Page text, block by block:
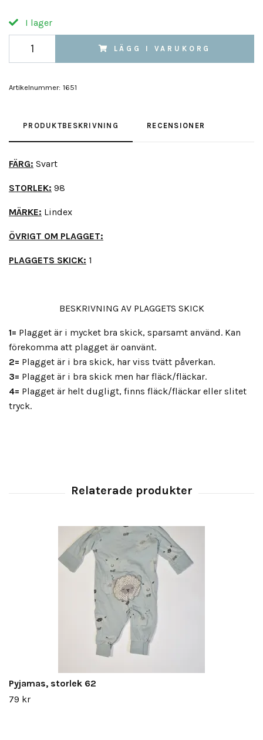
I lager
LÄGG I VARUKORG
Artikelnummer: 1651
PRODUKTBESKRIVNING RECENSIONER
FÄRG: Svart
STORLEK: 98
MÄRKE: Lindex
ÖVRIGT OM PLAGGET:
PLAGGETS SKICK: 1
BESKRIVNING AV PLAGGETS SKICK
1= Plagget är i mycket bra skick, sparsamt använd. Kan
förekomma att plagget är oanvänt.
2= Plagget är i bra skick, har viss tvätt påverkan.
3= Plagget är i bra skick men har fläck/fläckar.
4= Plagget är helt dugligt, finns fläck/fläckar eller slitet
tryck.
Pyjamas, storlek 62
79 kr